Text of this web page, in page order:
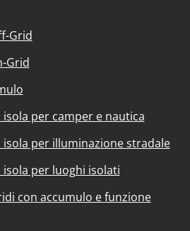
Grid
Grid
per camper e nautica
per illuminazione stradale
per luoghi isolati
con accumulo e funzione